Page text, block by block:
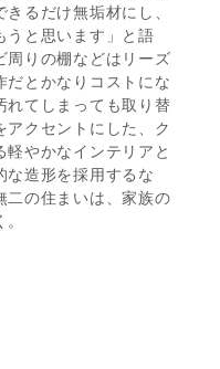
るだけ無垢材にし、
うと思います」と語
周りの棚などはリーズ
だとかなりコストにな
れてしまっても取り替
アクセントにした、ク
やかなインテリアと
な造形を採用するな
二の住まいは、家族の